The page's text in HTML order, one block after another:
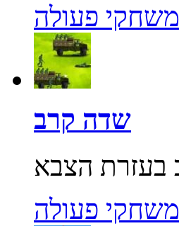
משחקי פעולה
שדה קרב
משחקי פעולה